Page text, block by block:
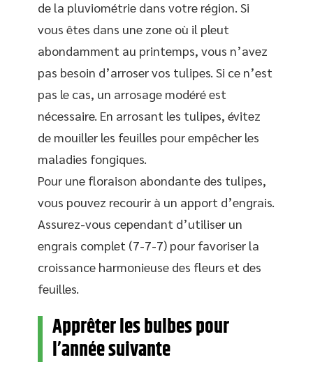
de la pluviométrie dans votre région. Si
vous êtes dans une zone où il pleut
abondamment au printemps, vous n’avez
pas besoin d’arroser vos tulipes. Si ce n’est
pas le cas, un arrosage modéré est
nécessaire. En arrosant les tulipes, évitez
de mouiller les feuilles pour empêcher les
maladies fongiques.
Pour une floraison abondante des tulipes,
vous pouvez recourir à un apport d’engrais.
Assurez-vous cependant d’utiliser un
engrais complet (7-7-7) pour favoriser la
croissance harmonieuse des fleurs et des
feuilles.
Apprêter les bulbes pour
l’année suivante